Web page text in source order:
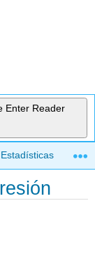
Enter Reader
Estadísticas